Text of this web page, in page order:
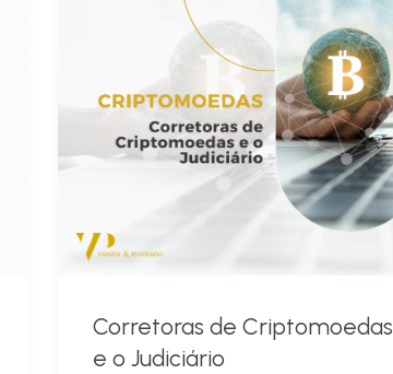
Corretoras de Criptomoedas
e o Judiciário